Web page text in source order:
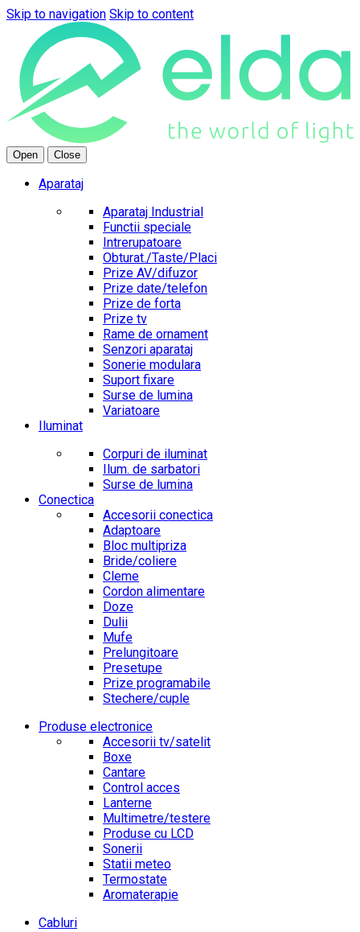
Skip to navigation Skip to content
Open Close
Aparataj
Aparataj Industrial
Functii speciale
Intrerupatoare
Obturat./Taste/Placi
Prize AV/difuzor
Prize date/telefon
Prize de forta
Prize tv
Rame de ornament
Senzori aparataj
Sonerie modulara
Suport fixare
Surse de lumina
Variatoare
Iluminat
Corpuri de iluminat
Ilum. de sarbatori
Surse de lumina
Conectica
Accesorii conectica
Adaptoare
Bloc multipriza
Bride/coliere
Cleme
Cordon alimentare
Doze
Dulii
Mufe
Prelungitoare
Presetupe
Prize programabile
Stechere/cuple
Produse electronice
Accesorii tv/satelit
Boxe
Cantare
Control acces
Lanterne
Multimetre/testere
Produse cu LCD
Sonerii
Statii meteo
Termostate
Aromaterapie
Cabluri